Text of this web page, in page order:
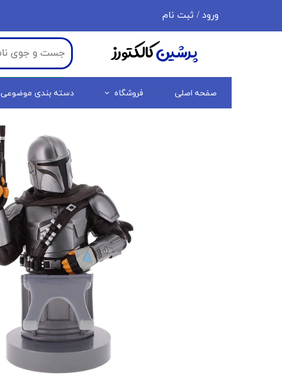
ورود / ثبت نام
حساب کاربری من
تغییر گذر واژه
سفارشات
خروج از حساب کاربری
صفحه اصلی فروشگاه دسته بندی موضوعی
پرشینکالکتورز